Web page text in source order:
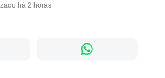
há 2 horas